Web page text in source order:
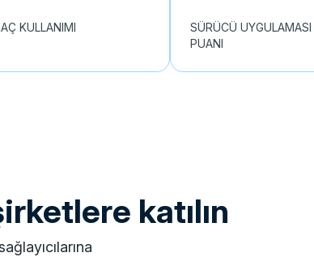
KULLANIMI
SÜRÜCÜ
PUANI
katılın